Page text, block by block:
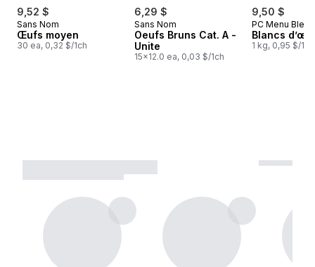
9,52 $
Sans Nom
Œufs moyen
30 ea, 0,32 $/1ch
6,29 $
Sans Nom
Oeufs Bruns Cat. A -
Unite
15x12.0 ea, 0,03 $/1ch
9,50 $
PC Menu Bleu
Blancs
1 kg, 0,95 $/